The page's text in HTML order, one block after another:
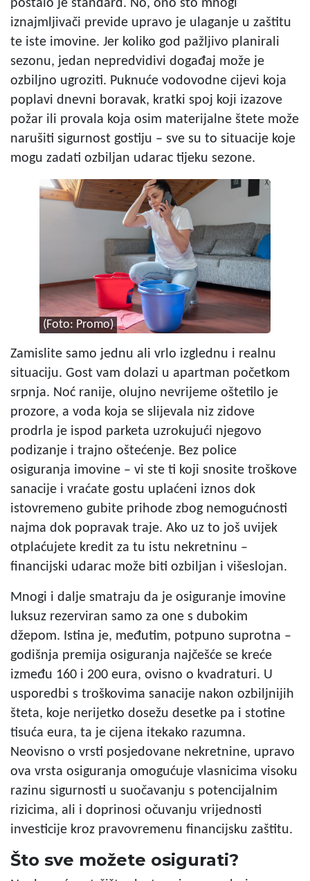
postalo je standard. No, ono što mnogi
iznajmljivači previde upravo je ulaganje u zaštitu
te iste imovine. Jer koliko god pažljivo planirali
sezonu, jedan nepredvidivi događaj može je
ozbiljno ugroziti. Puknuće vodovodne cijevi koja
poplavi dnevni boravak, kratki spoj koji izazove
požar ili provala koja osim materijalne štete može
narušiti sigurnost gostiju – sve su to situacije koje
mogu zadati ozbiljan udarac tijeku sezone.
(Foto: Promo)
Zamislite samo jednu ali vrlo izglednu i realnu
situaciju. Gost vam dolazi u apartman početkom
srpnja. Noć ranije, olujno nevrijeme oštetilo je
prozore, a voda koja se slijevala niz zidove
prodrla je ispod parketa uzrokujući njegovo
podizanje i trajno oštećenje. Bez police
osiguranja imovine – vi ste ti koji snosite troškove
sanacije i vraćate gostu uplaćeni iznos dok
istovremeno gubite prihode zbog nemogućnosti
najma dok popravak traje. Ako uz to još uvijek
otplaćujete kredit za tu istu nekretninu –
financijski udarac može biti ozbiljan i višeslojan.
Mnogi i dalje smatraju da je osiguranje imovine
luksuz rezerviran samo za one s dubokim
džepom. Istina je, međutim, potpuno suprotna –
godišnja premija osiguranja najčešće se kreće
između 160 i 200 eura, ovisno o kvadraturi. U
usporedbi s troškovima sanacije nakon ozbiljnijih
šteta, koje nerijetko dosežu desetke pa i stotine
tisuća eura, ta je cijena itekako razumna.
Neovisno o vrsti posjedovane nekretnine, upravo
ova vrsta osiguranja omogućuje vlasnicima visoku
razinu sigurnosti u suočavanju s potencijalnim
rizicima, ali i doprinosi očuvanju vrijednosti
investicije kroz pravovremenu financijsku zaštitu.
Što sve možete osigurati?